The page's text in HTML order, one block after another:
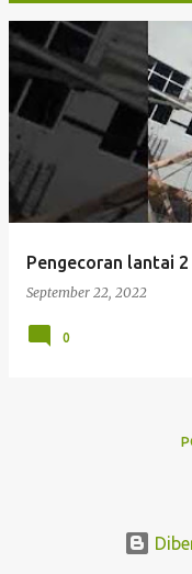
P
s
t
n
Pengecoran lantai
September 22, 2022
0